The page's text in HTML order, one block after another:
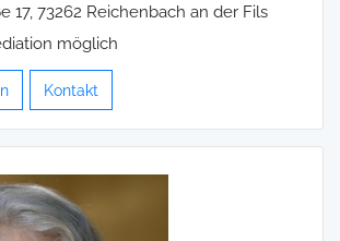
17, 73262 Reichenbach an der Fils
möglich
Kontakt